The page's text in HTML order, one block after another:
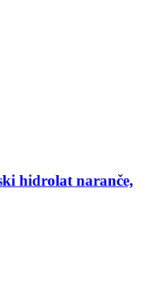
hidrolat naranče,